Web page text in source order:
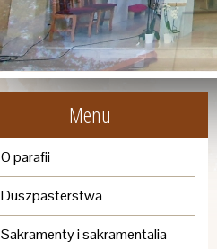
Menu
O parafii
Duszpasterstwa
Sakramenty i sakramentalia